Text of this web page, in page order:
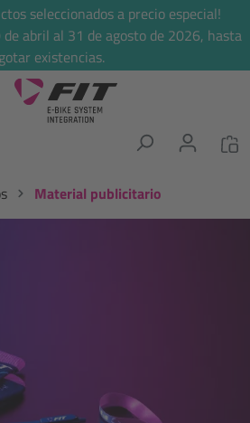
seleccionados a precio especial!
abril al 31 de agosto de 2026, hasta
existencias.
Material publicitario